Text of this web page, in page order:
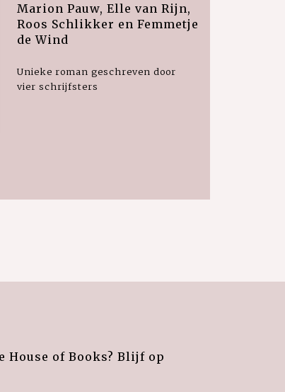
Marion Pauw, Elle van Rijn,
Roos Schlikker en Femmetje
de Wind
Unieke roman geschreven door
vier schrijfsters
House of Books? Blijf op